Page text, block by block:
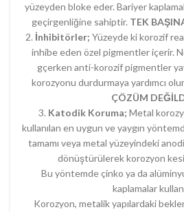
yüzeyden bloke eder. Bariyer
geçirgenliğine sahiptir. TEK
2. İnhibitörler; Yüzeyde ki korozif
inhibe eden özel pigmentler içerir.
gçerken anti-korozif pigmentler
korozyonu durdurmaya yardımcı
ÇÖZÜM
3. Katodik Koruma; Metal
kullanılan en uygun ve yaygın
tamamı veya metal yüzeyindeki
dönüştürülerek korozyon
Bu yöntemde çinko ya da
kaplamalar
Korozyon, metalik yapılardaki